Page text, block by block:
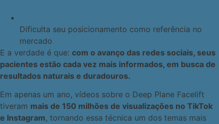
Dificulta seu posicionamento como referência no
mercado
E a verdade é que: com o avanço das redes sociais, seus
pacientes estão cada vez mais informados, em busca de
resultados naturais e duradouros.
Em apenas um ano, vídeos sobre o Deep Plane Facelift
tiveram mais de 150 milhões de visualizações no TikTok
e Instagram, tornando essa técnica um dos temas mais